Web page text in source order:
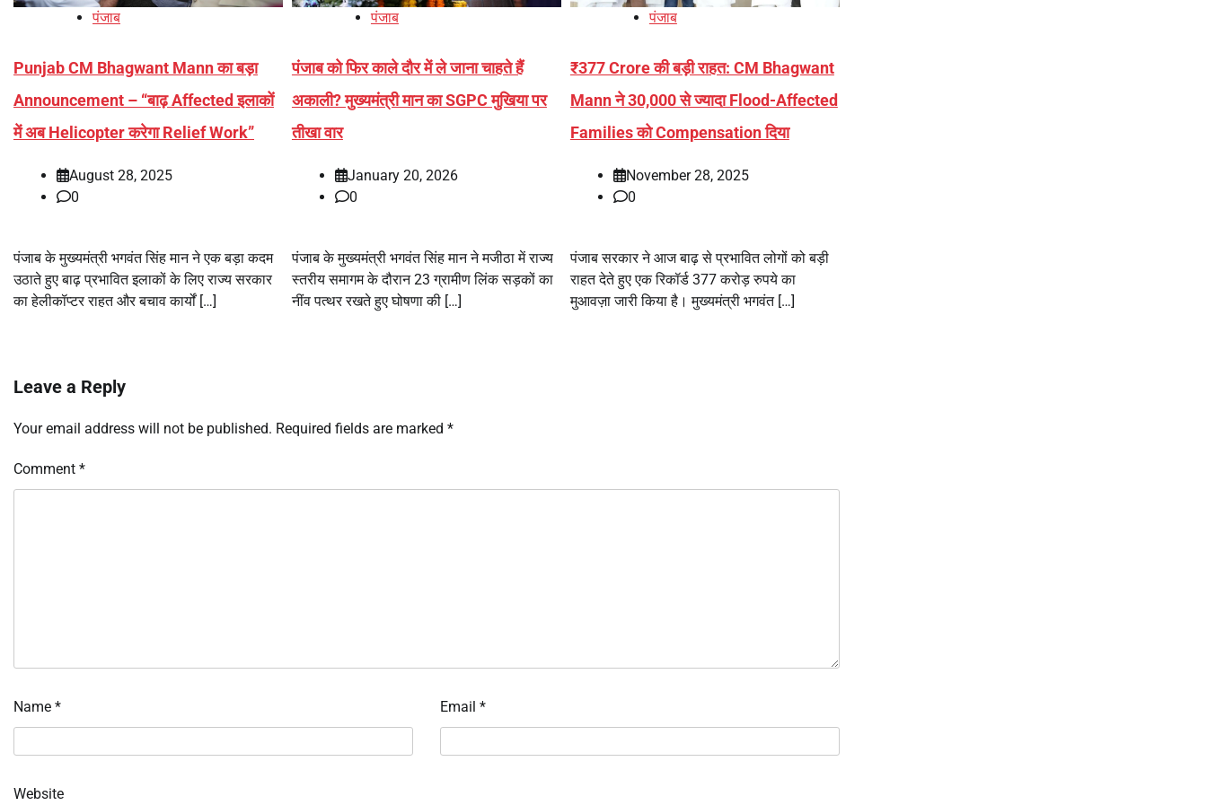
पंजाब
Punjab CM Bhagwant Mann का बड़ा
Announcement – “बाढ़ Affected इलाकों
में अब Helicopter करेगा Relief Work”
August 28, 2025
0
पंजाब के मुख्यमंत्री भगवंत सिंह मान ने एक बड़ा कदम
उठाते हुए बाढ़ प्रभावित इलाकों के लिए राज्य सरकार
का हेलीकॉप्टर राहत और बचाव कार्यों […]
पंजाब
पंजाब को फिर काले दौर में ले जाना चाहते हैं
अकाली? मुख्यमंत्री मान का SGPC मुखिया पर
तीखा वार
January 20, 2026
0
पंजाब के मुख्यमंत्री भगवंत सिंह मान ने मजीठा में राज्य
स्तरीय समागम के दौरान 23 ग्रामीण लिंक सड़कों का
नींव पत्थर रखते हुए घोषणा की […]
पंजाब
₹377 Crore की बड़ी राहत: CM Bhagwant
Mann ने 30,000 से ज्यादा Flood-Affected
Families को Compensation दिया
November 28, 2025
0
पंजाब सरकार ने आज बाढ़ से प्रभावित लोगों को बड़ी
राहत देते हुए एक रिकॉर्ड 377 करोड़ रुपये का
मुआवज़ा जारी किया है। मुख्यमंत्री भगवंत […]
Leave a Reply
Your email address will not be published. Required fields are marked *
Comment *
Name * Email *
Website